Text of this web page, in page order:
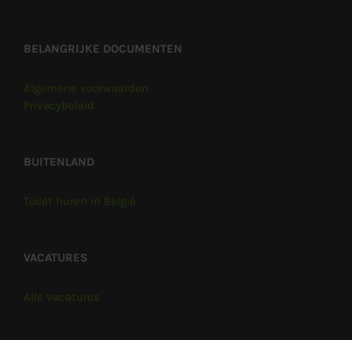
BELANGRIJKE DOCUMENTEN
Algemene voorwaarden
Privacybeleid
BUITENLAND
Toilet huren in België
VACATURES
Alle vacatures